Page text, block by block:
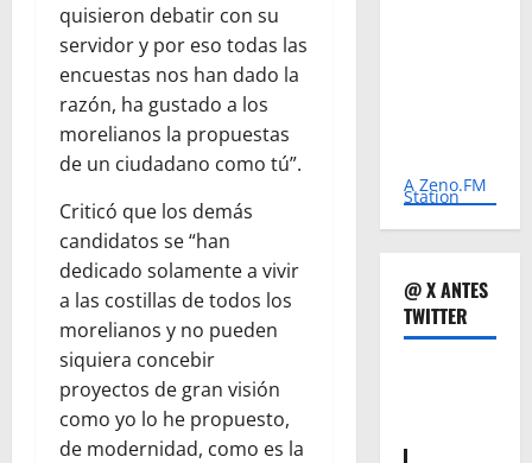
quisieron debatir con su
servidor y por eso todas las
encuestas nos han dado la
razón, ha gustado a los
morelianos la propuestas
de un ciudadano como tú”.
Criticó que los demás
candidatos se “han
dedicado solamente a vivir
a las costillas de todos los
morelianos y no pueden
siquiera concebir
proyectos de gran visión
como yo lo he propuesto,
de modernidad, como es la
A Zeno.FM
Station
@ X ANTES
TWITTER